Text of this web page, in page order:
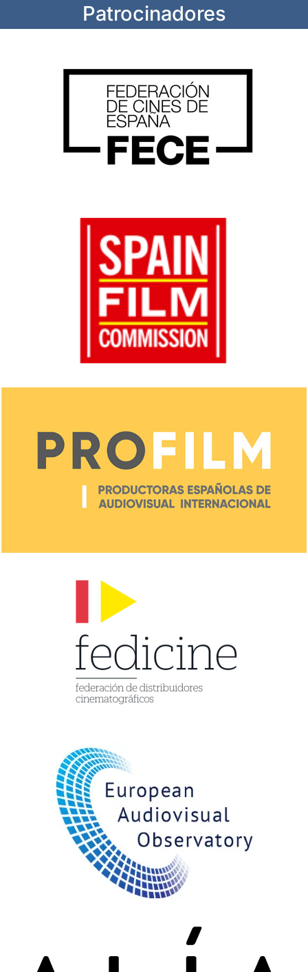
Patrocinadores